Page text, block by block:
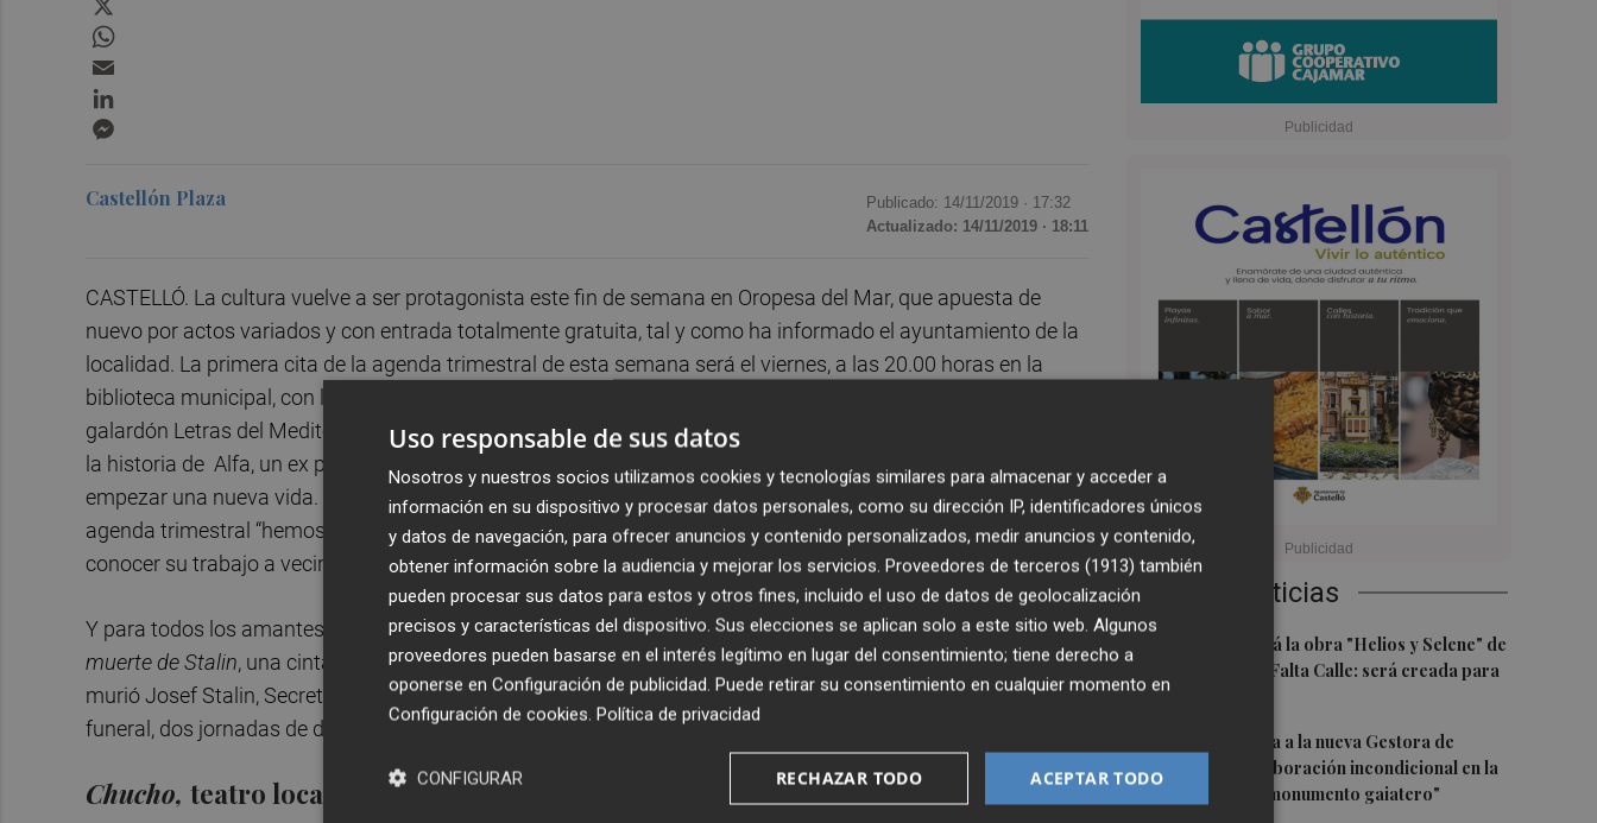
Últimas Noticias
1
Castelló acogerá la obra "Helios y Selene" de
la compañía Te Falta Calle: será creada para
el eclipse
2 Castelló traslada a la nueva Gestora de
Gaiates su "colaboración incondicional en la
promoción del monumento gaiatero"
Castellón Plaza Publicado: 14/11/2019 · 17:32
Actualizado: 14/11/2019 · 18:11
CASTELLÓ. La cultura vuelve a ser protagonista este fin de semana en Oropesa del Mar, que apuesta de
nuevo por actos variados y con entrada totalmente gratuita, tal y como ha informado el ayuntamiento de la
localidad. La primera cita de la agenda trimestral de esta semana será el viernes, a las 20.00 horas en la
biblioteca municipal, con la presentación del libro
galardón Letras del Mediterráneo 2018. El público podrá conocer al autor y ahondar sobre su obra, que narra
la historia de Alfa, un ex policía que sale de prisión después de 444 días y planea dar el golpe que le permita
empezar una nueva vida. El concejal de Cultura,
Gonçal Tamborero, explica que en la creación de la
agenda trimestral “hemos tenido en cuenta la participación de artistas locales para que puedan dar a
conocer su trabajo a vecinos y turistas”.
Y para todos los amantes del séptimo arte, el Espai Cultural proyectará, el sábado a las 22.00 horas, La
muerte de Stalin, una cinta en la que Armando Iannucci relata la noche del 2 de marzo de 1953 en la que
murió Josef Stalin, Secretario General de la URSS. A modo de sátira, el 'filme' recuerda los días previos a su
funeral, dos jornadas de duras peleas por el poder absoluto a través de manipulaciones, lujurias y traiciones.
Chucho, teatro local y finalista a los Max
Uso responsable de sus datos
Nosotros y nuestros socios utilizamos cookies y tecnologías similares para almacenar y acceder a
información en su dispositivo y procesar datos personales, como su dirección IP, identificadores únicos
y datos de navegación, para ofrecer anuncios y contenido personalizados, medir anuncios y contenido,
obtener información sobre la audiencia y mejorar los servicios. Proveedores de terceros (1913) también
pueden procesar sus datos para estos y otros fines, incluido el uso de datos de geolocalización
precisos y características del dispositivo. Sus elecciones se aplican solo a este sitio web. Algunos
proveedores pueden basarse en el interés legítimo en lugar del consentimiento; tiene derecho a
oponerse en Configuración de publicidad. Puede retirar su consentimiento en cualquier momento en
Configuración de cookies. Política de privacidad
ACEPTAR TODO
RECHAZAR TODO
CONFIGURAR